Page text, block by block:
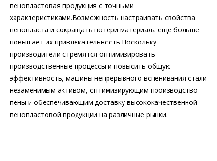
пенопластовая продукция с точными
характеристиками.Возможность настраивать свойства
пенопласта и сокращать потери материала еще больше
повышает их привлекательность.Поскольку
производители стремятся оптимизировать
производственные процессы и повысить общую
эффективность, машины непрерывного вспенивания стали
незаменимым активом, оптимизирующим производство
пены и обеспечивающим доставку высококачественной
пенопластовой продукции на различные рынки.